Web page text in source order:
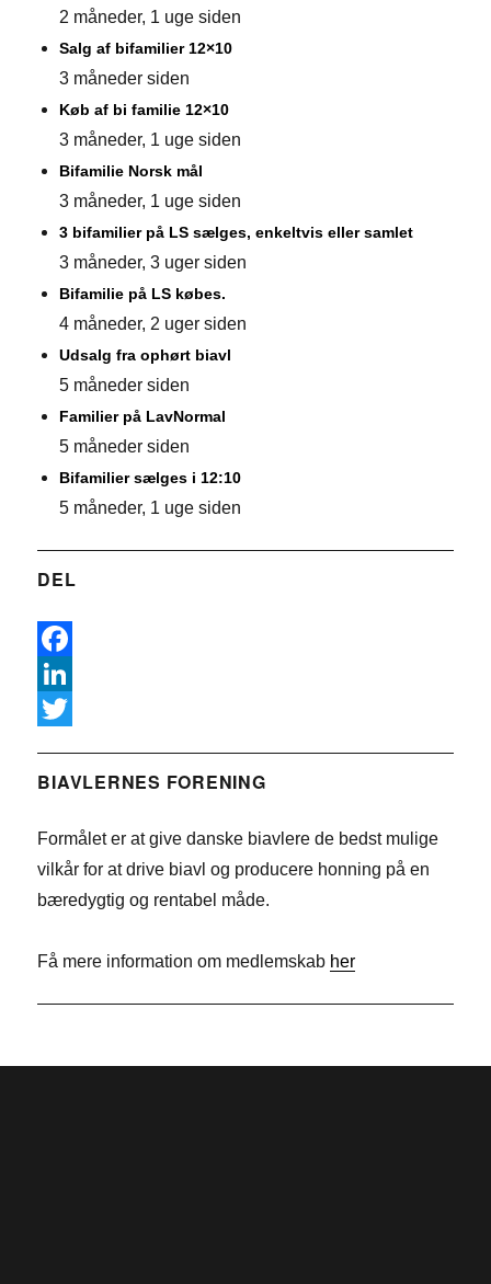
2 måneder, 1 uge siden
Salg af bifamilier 12×10
3 måneder siden
Køb af bi familie 12×10
3 måneder, 1 uge siden
Bifamilie Norsk mål
3 måneder, 1 uge siden
3 bifamilier på LS sælges, enkeltvis eller samlet
3 måneder, 3 uger siden
Bifamilie på LS købes.
4 måneder, 2 uger siden
Udsalg fra ophørt biavl
5 måneder siden
Familier på LavNormal
5 måneder siden
Bifamilier sælges i 12:10
5 måneder, 1 uge siden
DEL
F
a
e
o
L
n
e
n
w
t
r
BIAVLERNES FORENING
Formålet er at give danske biavlere de bedst mulige
vilkår for at drive biavl og producere honning på en
bæredygtig og rentabel måde.
Få mere information om medlemskab her